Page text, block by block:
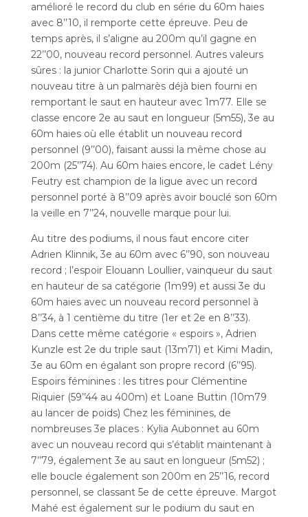
amélioré le record du club en série du 60m haies
avec 8’’10, il remporte cette épreuve. Peu de
temps après, il s’aligne au 200m qu’il gagne en
22’’00, nouveau record personnel. Autres valeurs
sûres : la junior Charlotte Sorin qui a ajouté un
nouveau titre à un palmarès déjà bien fourni en
remportant le saut en hauteur avec 1m77. Elle se
classe encore 2e au saut en longueur (5m55), 3e au
60m haies où elle établit un nouveau record
personnel (9’’00), faisant aussi la même chose au
200m (25’’74). Au 60m haies encore, le cadet Lény
Feutry est champion de la ligue avec un record
personnel porté à 8’’09 après avoir bouclé son 60m
la veille en 7’’24, nouvelle marque pour lui.
Au titre des podiums, il nous faut encore citer
Adrien Klinnik, 3e au 60m avec 6’’90, son nouveau
record ; l’espoir Elouann Loullier, vainqueur du saut
en hauteur de sa catégorie (1m99) et aussi 3e du
60m haies avec un nouveau record personnel à
8’’34, à 1 centième du titre (1er et 2e en 8’’33).
Dans cette même catégorie « espoirs », Adrien
Kunzle est 2e du triple saut (13m71) et Kimi Madin,
3e au 60m en égalant son propre record (6’’95).
Espoirs féminines : les titres pour Clémentine
Riquier (59’’44 au 400m) et Loane Buttin (10m79
au lancer de poids) Chez les féminines, de
nombreuses 3e places : Kylia Aubonnet au 60m
avec un nouveau record qui s’établit maintenant à
7’’79, également 3e au saut en longueur (5m52) ;
elle boucle également son 200m en 25’’16, record
personnel, se classant 5e de cette épreuve. Margot
Mahé est également sur le podium du saut en